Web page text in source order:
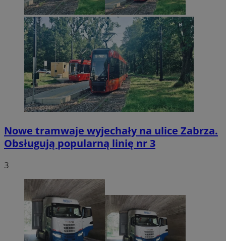
Nowe tramwaje wyjechały na ulice Zabrza.
Obsługują popularną linię nr 3
3